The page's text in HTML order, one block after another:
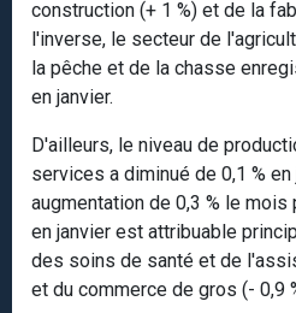
construction (+ 1 %) et de la
l'inverse, le secteur de
la pêche et de la chasse
en janvier.
D'ailleurs, le niveau de
services a diminué de 0,1 %
augmentation de 0,3 % le
en janvier est attribuable
des soins de santé et de
et du commerce de gros (- 0,9